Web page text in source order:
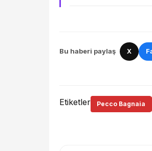
Bu haberi paylaş X
Etiketler Pecco Bagnaia